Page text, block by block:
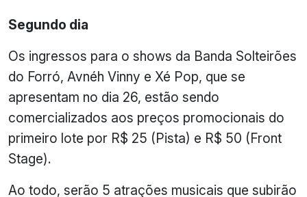
Segundo dia
Os ingressos para o shows da Banda Solteirões
do Forró, Avnéh Vinny e Xé Pop, que se
apresentam no dia 26, estão sendo
comercializados aos preços promocionais do
primeiro lote por R$ 25 (Pista) e R$ 50 (Front
Stage).
Ao todo, serão 5 atrações musicais que subirão